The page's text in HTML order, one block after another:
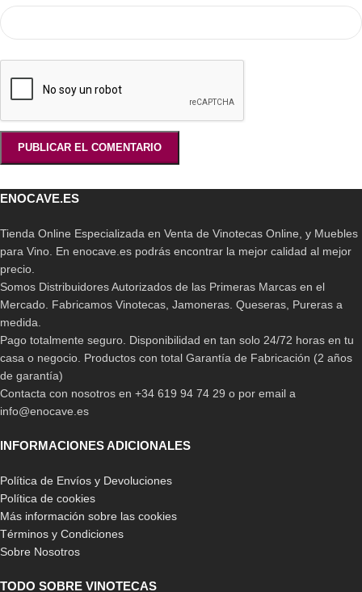
ENOCAVE.ES
Tienda Online Especializada en Venta de Vinotecas Online, y Muebles
para Vino. En enocave.es podrás encontrar la mejor calidad al mejor
precio.
Somos Distribuidores Autorizados de las Primeras Marcas en el
Mercado. Fabricamos Vinotecas, Jamoneras. Queseras, Pureras a
medida.
Pago totalmente seguro. Disponibilidad en tan solo 24/72 horas en tu
casa o negocio. Productos con total Garantía de Fabricación (2 años
de garantía)
Contacta con nosotros en +34 619 94 74 29 o por email a
info@enocave.es
INFORMACIONES ADICIONALES
Política de Envíos y Devoluciones
Política de cookies
Más información sobre las cookies
Términos y Condiciones
Sobre Nosotros
TODO SOBRE VINOTECAS